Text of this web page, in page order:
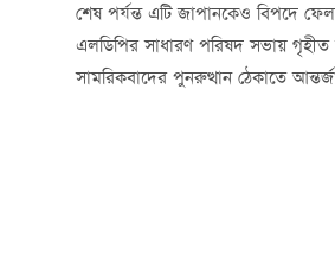
শেষ পর্যন্ত এটি জাপানকেও বিপদে
এলডিপির সাধারণ পরিষদ সভায়
সামরিকবাদের পুনরুত্থান ঠেকাতে